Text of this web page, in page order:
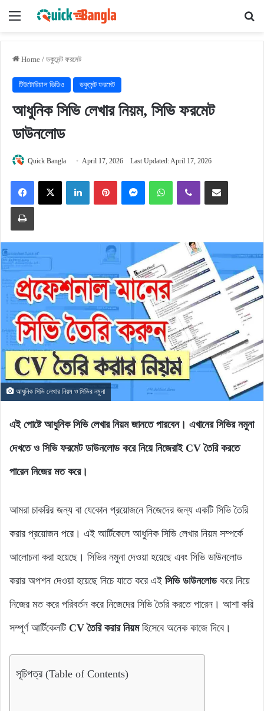
Menu
Home / ডকুমেন্ট ফরমেট
টিউটোরিয়াল ভিডিও ডকুমেন্ট ফরমেট
আধুনিক সিভি লেখার নিয়ম, সিভি ফরমেট
ডাউনলোড
Quick Bangla April 17, 2026 Last Updated: April 17, 2026
FacebookX LinkedInPinterestMessengerWhatsAppViber Share via Email
Print
আধুনিক সিভি লেখার নিয়ম ও সিভির নমুনা
এই পোষ্টে আধুনিক সিভি লেখার নিয়ম জানতে পারবেন। এখানের সিভির নমুনা
দেখতে ও সিভি ফরমেট ডাউনলোড করে নিয়ে নিজেরাই CV তৈরি করতে
পারেন নিজের মত করে।
আমরা চাকরির জন্য বা যেকোন প্রয়োজনে নিজেদের জন্য একটি সিভি তৈরি
করার প্রয়োজন পরে। এই আর্টিকেলে আধুনিক সিভি লেখার নিয়ম সম্পর্কে
আলোচনা করা হয়েছে। সিভির নমুনা দেওয়া হয়েছে এবং সিভি ডাউনলোড
করার অপশন দেওয়া হয়েছে নিচে যাতে করে এই সিভি ডাউনলোডকরে নিয়ে
নিজের মত করে পরিবর্তন করে নিজেদের সিভি তৈরি করতে পারেন। আশা করি
সম্পূর্ণ আর্টিকেলটি CV তৈরি করার নিয়মহিসেবে অনেক কাজে দিবে।
সূচিপত্র (Table of Contents)